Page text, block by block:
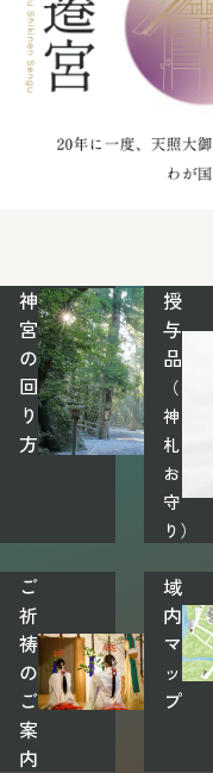
神
宮
の
回
り
方
授
与
品
（お
神
札・
お
守
り）
ご
祈
祷
の
ご
案
内
域
内
マ
ッ
プ